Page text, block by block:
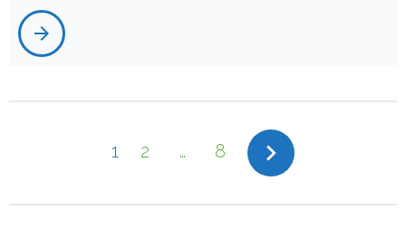
arrow_forward
1 2 … 8 navigate_next